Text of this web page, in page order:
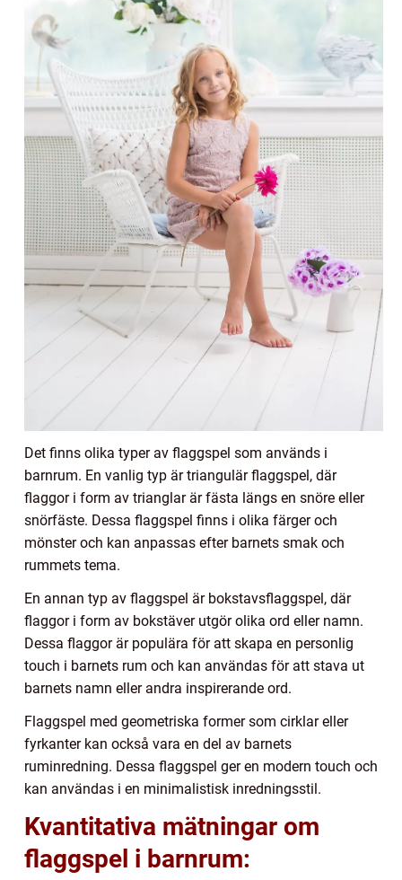
Det finns olika typer av flaggspel som används i
barnrum. En vanlig typ är triangulär flaggspel, där
flaggor i form av trianglar är fästa längs en snöre eller
snörfäste. Dessa flaggspel finns i olika färger och
mönster och kan anpassas efter barnets smak och
rummets tema.
En annan typ av flaggspel är bokstavsflaggspel, där
flaggor i form av bokstäver utgör olika ord eller namn.
Dessa flaggor är populära för att skapa en personlig
touch i barnets rum och kan användas för att stava ut
barnets namn eller andra inspirerande ord.
Flaggspel med geometriska former som cirklar eller
fyrkanter kan också vara en del av barnets
ruminredning. Dessa flaggspel ger en modern touch och
kan användas i en minimalistisk inredningsstil.
Kvantitativa mätningar om
flaggspel i barnrum: